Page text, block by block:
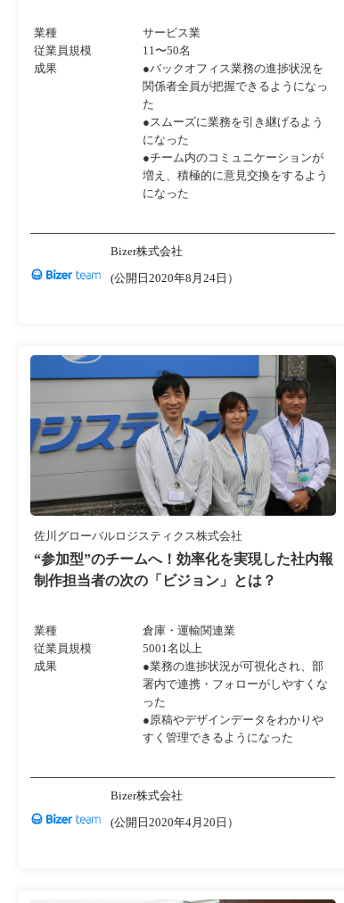
業種
サービス業
従業員規模
11〜50名
成果
●バックオフィス業務の進捗状況を
関係者全員が把握できるようになっ
た
●スムーズに業務を引き継げるよう
になった
●チーム内のコミュニケーションが
増え、積極的に意見交換をするよう
になった
Bizer株式会社
(公開日2020年8月24日）
佐川グローバルロジスティクス株式会社
“参加型”のチームへ！効率化を実現した社内報
制作担当者の次の「ビジョン」とは？
業種
倉庫・運輸関連業
従業員規模
5001名以上
成果
●業務の進捗状況が可視化され、部
署内で連携・フォローがしやすくな
った
●原稿やデザインデータをわかりや
すく管理できるようになった
Bizer株式会社
(公開日2020年4月20日）